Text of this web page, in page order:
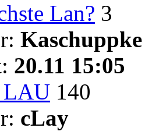
Lan? 3
Kaschuppke
20.11 15:05
140
cLay